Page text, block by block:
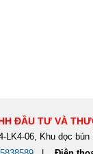
ĐẦU TƯ VÀ
LK4-06, Khu dọc